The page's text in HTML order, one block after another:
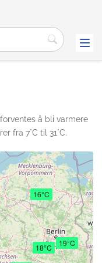
å bli varmere
fra 7°C til 31°C.
19°C
18°C
16°C